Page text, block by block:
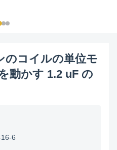
のコイルの単位モ
動かす 1.2 uF の
6